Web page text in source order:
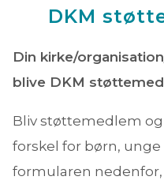
DKM
Din kirke/
blive DKM
Bliv støttemedlem
forskel for børn,
formularen